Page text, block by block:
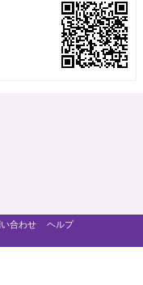
合わせ
ヘルプ